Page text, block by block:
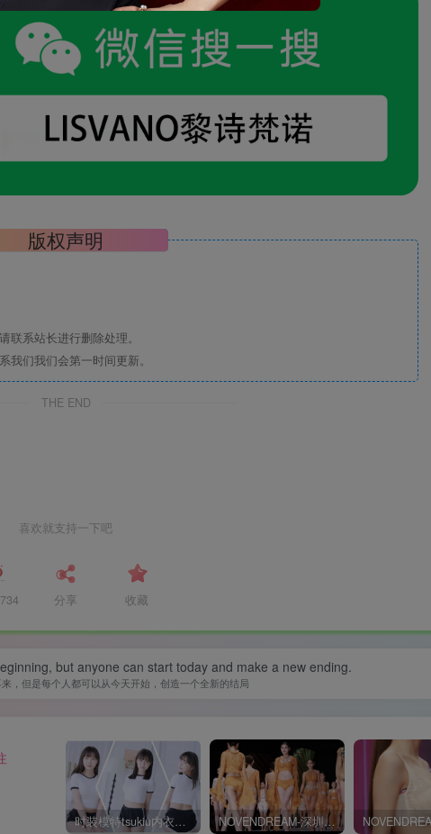
版权声明
系站长进行删除处理。
们我们会第一时间更新。
THE END
喜欢就支持一下吧
分享 收藏
but anyone can start today and make a new ending.
，但是每个人都可以从今天开始，创造一个全新的结局
时装模特tsukiu内衣广告片+白色短T套装👗4K原片视频 NOVENDREAM-深圳时装周内衣秀现场花絮大长腿模特郭炳琪-李天舒